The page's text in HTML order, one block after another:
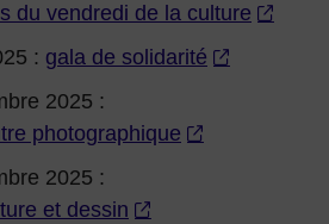
du vendredi de la culture
: gala de solidarité
2025 :
photographique
2025 :
et dessin